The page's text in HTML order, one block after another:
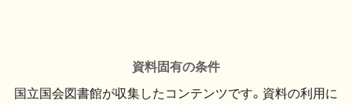
資料固有の条件
国立国会図書館が収集したコンテンツです。資料の利用に